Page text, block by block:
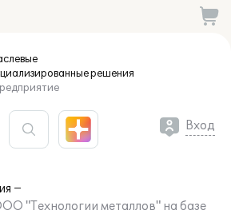
решения
Вход
"Технологии металлов" на базе